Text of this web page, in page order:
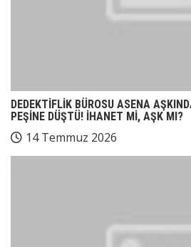
DEDEKTİFLİK BÜROSU ASENA
PEŞİNE DÜŞTÜ! İHANET Mİ, AŞK MI?
14 Temmuz 2026